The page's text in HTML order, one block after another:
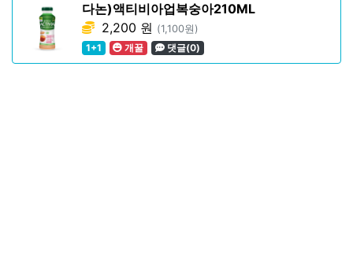
다논)액티비아업복숭아210ML
2,200 원 (1,100원)
1+1
개꿀 댓글(0)